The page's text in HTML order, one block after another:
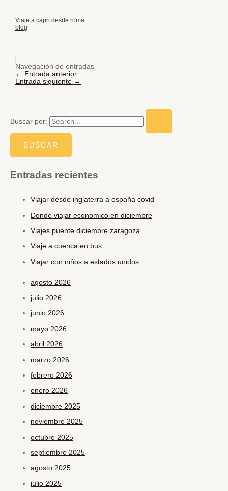
Viaje a capri desde roma
blog
Navegación de entradas
← Entrada anterior
Entrada siguiente →
Buscar por:
Entradas recientes
Viajar desde inglaterra a españa covid
Donde viajar economico en diciembre
Viajes puente diciembre zaragoza
Viaje a cuenca en bus
Viajar con niños a estados unidos
agosto 2026
julio 2026
junio 2026
mayo 2026
abril 2026
marzo 2026
febrero 2026
enero 2026
diciembre 2025
noviembre 2025
octubre 2025
septiembre 2025
agosto 2025
julio 2025